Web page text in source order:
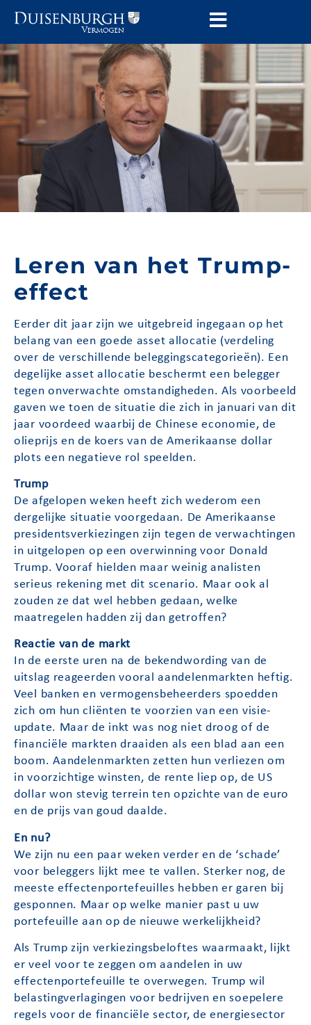
Leren van het Trump-
effect
Eerder dit jaar zijn we uitgebreid ingegaan op het
belang van een goede asset allocatie (verdeling
over de verschillende beleggingscategorieën). Een
degelijke asset allocatie beschermt een belegger
tegen onverwachte omstandigheden. Als voorbeeld
gaven we toen de situatie die zich in januari van dit
jaar voordeed waarbij de Chinese economie, de
olieprijs en de koers van de Amerikaanse dollar
plots een negatieve rol speelden.
Trump
De afgelopen weken heeft zich wederom een
dergelijke situatie voorgedaan. De Amerikaanse
presidentsverkiezingen zijn tegen de verwachtingen
in uitgelopen op een overwinning voor Donald
Trump. Vooraf hielden maar weinig analisten
serieus rekening met dit scenario. Maar ook al
zouden ze dat wel hebben gedaan, welke
maatregelen hadden zij dan getroffen?
Reactie van de markt
In de eerste uren na de bekendwording van de
uitslag reageerden vooral aandelenmarkten heftig.
Veel banken en vermogensbeheerders spoedden
zich om hun cliënten te voorzien van een visie-
update. Maar de inkt was nog niet droog of de
financiële markten draaiden als een blad aan een
boom. Aandelenmarkten zetten hun verliezen om
in voorzichtige winsten, de rente liep op, de US
dollar won stevig terrein ten opzichte van de euro
en de prijs van goud daalde.
En nu?
We zijn nu een paar weken verder en de ‘schade’
voor beleggers lijkt mee te vallen. Sterker nog, de
meeste effectenportefeuilles hebben er garen bij
gesponnen. Maar op welke manier past u uw
portefeuille aan op de nieuwe werkelijkheid?
Als Trump zijn verkiezingsbeloftes waarmaakt, lijkt
er veel voor te zeggen om aandelen in uw
effectenportefeuille te overwegen. Trump wil
belastingverlagingen voor bedrijven en soepelere
regels voor de financiële sector, de energiesector